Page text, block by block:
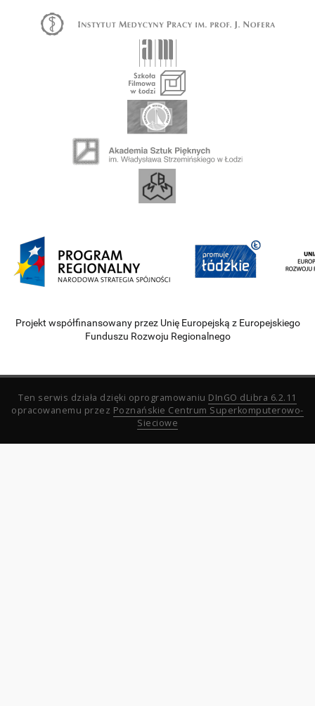
Projekt współfinansowany przez Unię Europejską z Europejskiego
Funduszu Rozwoju Regionalnego
Ten serwis działa dzięki oprogramowaniu DInGO dLibra 6.2.11
opracowanemu przez Poznańskie Centrum Superkomputerowo-
Sieciowe